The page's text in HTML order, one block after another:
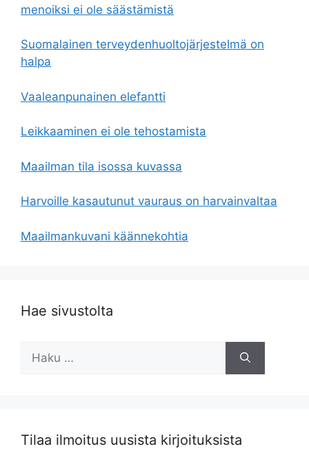
menoiksi ei ole säästämistä
Suomalainen terveydenhuoltojärjestelmä on
halpa
Vaaleanpunainen elefantti
Leikkaaminen ei ole tehostamista
Maailman tila isossa kuvassa
Harvoille kasautunut vauraus on harvainvaltaa
Maailmankuvani käännekohtia
Hae sivustolta
Tilaa ilmoitus uusista kirjoituksista